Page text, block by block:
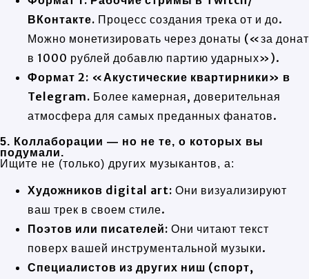
ВКонтакте. Процесс создания трека от и до.
Можно монетизировать через донаты («за донат
в 1000 рублей добавлю партию ударных»).
Формат 2: «Акустические квартирники» в
Telegram. Более камерная, доверительная
атмосфера для самых преданных фанатов.
5. Коллаборации — но не те, о которых вы
подумали.
Ищите не (только) других музыкантов, а:
Художников digital art: Они визуализируют
ваш трек в своем стиле.
Поэтов или писателей: Они читают текст
поверх вашей инструментальной музыки.
Специалистов из других ниш (спорт,